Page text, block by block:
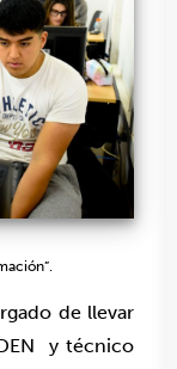
de llevar
y técnico